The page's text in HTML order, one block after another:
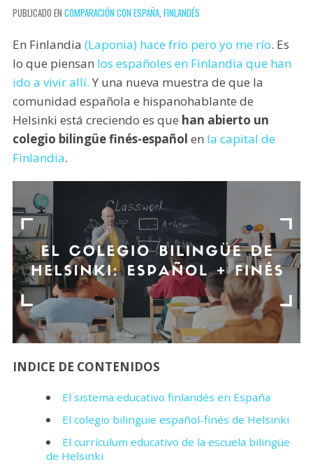
PUBLICADO EN COMPARACIÓN CON ESPAÑA, FINLANDÉS
En Finlandia (Laponia) hace frío pero yo me río. Es
lo que piensan los españoles en Finlandia que han
ido a vivir allí. Y una nueva muestra de que la
comunidad española e hispanohablante de
Helsinki está creciendo es que han abierto un
colegio bilingüe finés-español en la capital de
Finlandia.
INDICE DE CONTENIDOS
El sistema educativo finlandés en España
El colegio bilingüie español-finés de Helsinki
El currículum educativo de la escuela bilingüe
de Helsinki